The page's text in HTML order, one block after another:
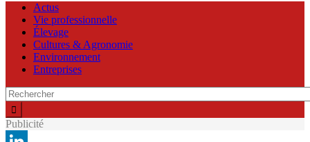
Actus
Vie professionnelle
Élevage
Cultures & Agronomie
Environnement
Entreprises
Publicité